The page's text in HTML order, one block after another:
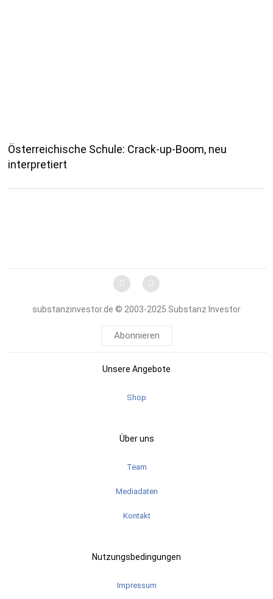
Österreichische Schule: Crack-up-Boom, neu
interpretiert
substanzinvestor.de © 2003-2025 Substanz Investor
Abonnieren
Unsere Angebote
Shop
Über uns
Team
Mediadaten
Kontakt
Nutzungsbedingungen
Impressum